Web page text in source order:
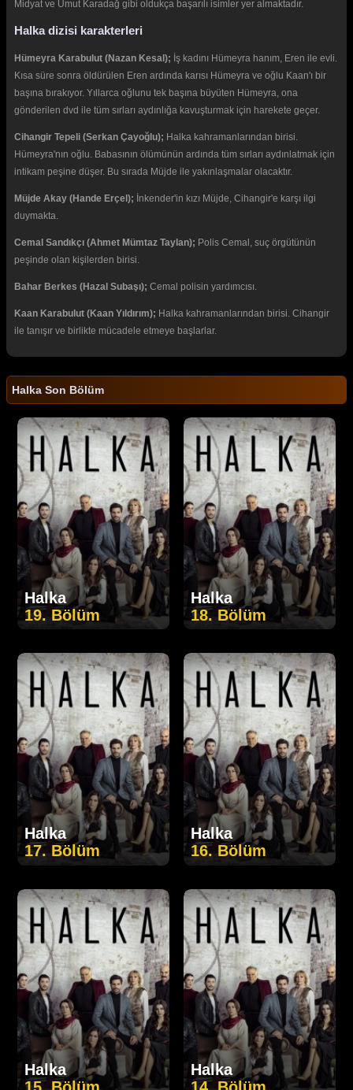
Midyat ve Umut Karadağ gibi oldukça başarılı isimler yer almaktadır.
Halka dizisi karakterleri
Hümeyra Karabulut (Nazan Kesal); İş kadını Hümeyra hanım, Eren ile evli.
Kısa süre sonra öldürülen Eren ardında karısı Hümeyra ve oğlu Kaan'ı bir
başına bırakıyor. Yıllarca oğlunu tek başına büyüten Hümeyra, ona
gönderilen dvd ile tüm sırları aydınlığa kavuşturmak için harekete geçer.
Cihangir Tepeli (Serkan Çayoğlu); Halka kahramanlarından birisi.
Hümeyra'nın oğlu. Babasının ölümünün ardında tüm sırları aydınlatmak için
intikam peşine düşer. Bu sırada Müjde ile yakınlaşmalar olacaktır.
Müjde Akay (Hande Erçel); İnkender'in kızı Müjde, Cihangir'e karşı ilgi
duymakta.
Cemal Sandıkçı (Ahmet Mümtaz Taylan); Polis Cemal, suç örgütünün
peşinde olan kişilerden birisi.
Bahar Berkes (Hazal Subaşı); Cemal polisin yardımcısı.
Kaan Karabulut (Kaan Yıldırım); Halka kahramanlarından birisi. Cihangir
ile tanışır ve birlikte mücadele etmeye başlarlar.
Halka Son Bölüm
Halka
19. Bölüm
Halka
18. Bölüm
Halka
17. Bölüm
Halka
16. Bölüm
Halka
Halka